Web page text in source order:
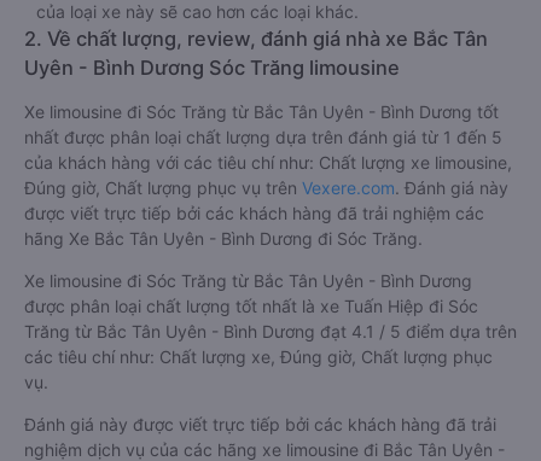
của loại xe này sẽ cao hơn các loại khác.
2. Về chất lượng, review, đánh giá nhà xe Bắc Tân
Uyên - Bình Dương Sóc Trăng limousine
Xe limousine đi Sóc Trăng từ Bắc Tân Uyên - Bình Dương tốt
nhất được phân loại chất lượng dựa trên đánh giá từ 1 đến 5
của khách hàng với các tiêu chí như: Chất lượng xe limousine,
Đúng giờ, Chất lượng phục vụ trên Vexere.com. Đánh giá này
được viết trực tiếp bởi các khách hàng đã trải nghiệm các
hãng Xe Bắc Tân Uyên - Bình Dương đi Sóc Trăng.
Xe limousine đi Sóc Trăng từ Bắc Tân Uyên - Bình Dương
được phân loại chất lượng tốt nhất là xe Tuấn Hiệp đi Sóc
Trăng từ Bắc Tân Uyên - Bình Dương đạt 4.1 / 5 điểm dựa trên
các tiêu chí như: Chất lượng xe, Đúng giờ, Chất lượng phục
vụ.
Đánh giá này được viết trực tiếp bởi các khách hàng đã trải
nghiệm dịch vụ của các hãng xe limousine đi Bắc Tân Uyên -